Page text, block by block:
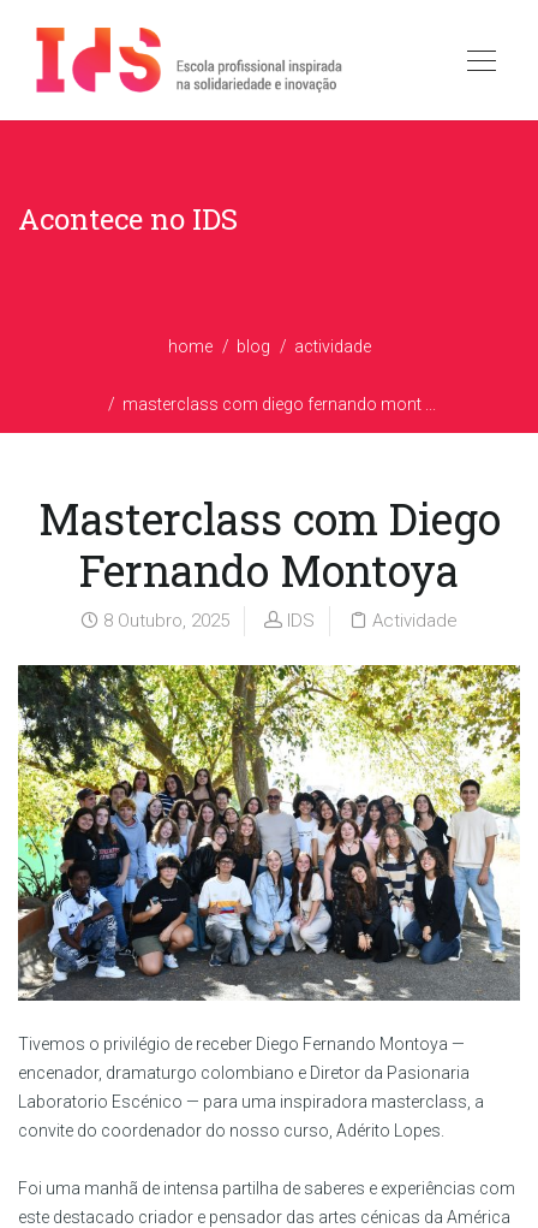
Acontece no IDS
home blog actividade
masterclass com diego fernando mont ...
Masterclass com Diego
Fernando Montoya
8 Outubro, 2025 IDS Actividade
Tivemos o privilégio de receber Diego Fernando Montoya —
encenador, dramaturgo colombiano e Diretor da Pasionaria
Laboratorio Escénico — para uma inspiradora masterclass, a
convite do coordenador do nosso curso, Adérito Lopes.
Foi uma manhã de intensa partilha de saberes e experiências com
este destacado criador e pensador das artes cénicas da América